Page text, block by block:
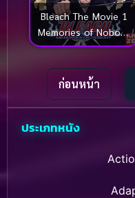
Bleach The Movie 1
Memories of Nobody
(2006) บลีชเทพมรณะ
จำแห่งผู้ไร้ตัวตน
ก่อนหน้า
ประเภทหนัง